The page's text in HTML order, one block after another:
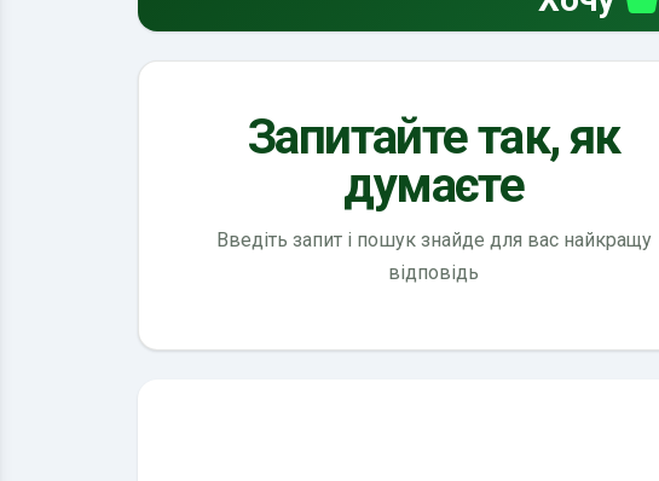
Запитайте так, як
думаєте
Введіть запит і пошук знайде для вас найкращу
відповідь